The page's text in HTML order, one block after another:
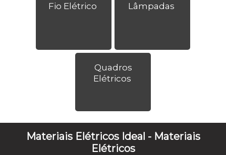
Fio Elétrico Lâmpadas
Quadros
Elétricos
Materiais Elétricos Ideal - Materiais
Elétricos